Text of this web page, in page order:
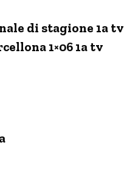
di stagione 1a tv
1×06 1a tv